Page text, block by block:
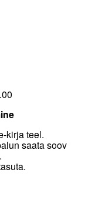
kirja teel.
saata soov
.